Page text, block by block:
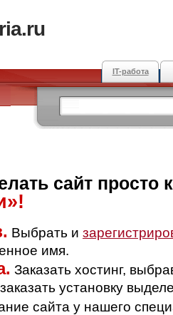
IT-работа
сайт просто
Выбрать и
имя.
Заказать хостинг,
установку
сайта у нашего